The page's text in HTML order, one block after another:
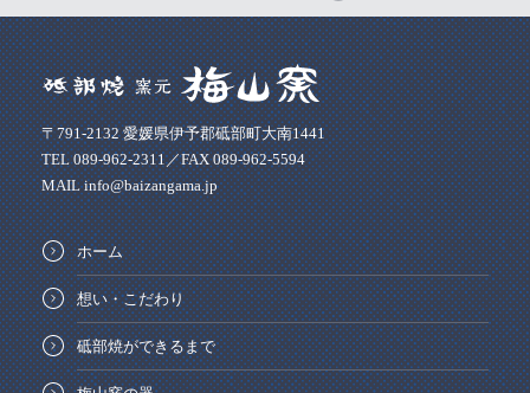
〒791-2132 愛媛県伊予郡砥部町大南1441
TEL 089-962-2311／FAX 089-962-5594
MAIL info@baizangama.jp
ホーム
想い・こだわり
砥部焼ができるまで